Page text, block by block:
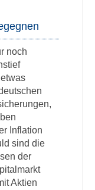
noch
Inflation
sind die
der
Aktien